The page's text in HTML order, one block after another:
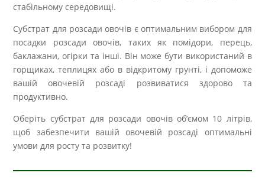
стабільному середовищі.
Субстрат для розсади овочів є оптимальним вибором для
посадки розсади овочів, таких як помідори, перець,
баклажани, огірки та інші. Він може бути використаний в
горщиках, теплицях або в відкритому грунті, і допоможе
вашій овочевій розсаді розвиватися здорово та
продуктивно.
Оберіть субстрат для розсади овочів об’ємом 10 літрів,
щоб забезпечити вашій овочевій розсаді оптимальні
умови для росту та розвитку!